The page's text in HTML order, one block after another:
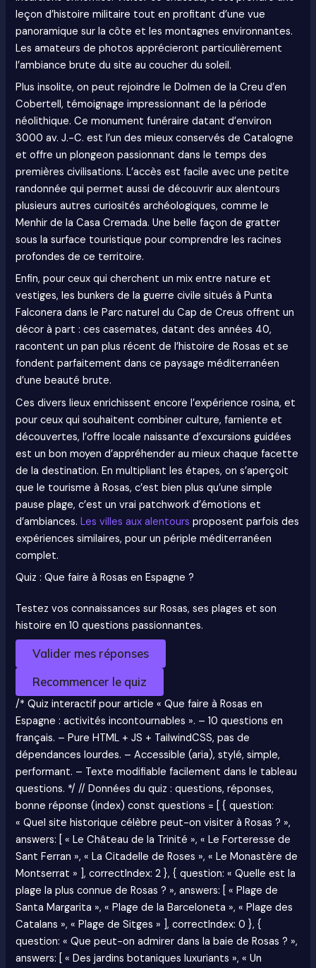
leçon d’histoire militaire tout en profitant d’une vue
panoramique sur la côte et les montagnes environnantes.
Les amateurs de photos apprécieront particulièrement
l’ambiance brute du site au coucher du soleil.
Plus insolite, on peut rejoindre le Dolmen de la Creu d’en
Cobertell, témoignage impressionnant de la période
néolithique. Ce monument funéraire datant d’environ
3000 av. J.-C. est l’un des mieux conservés de Catalogne
et offre un plongeon passionnant dans le temps des
premières civilisations. L’accès est facile avec une petite
randonnée qui permet aussi de découvrir aux alentours
plusieurs autres curiosités archéologiques, comme le
Menhir de la Casa Cremada. Une belle façon de gratter
sous la surface touristique pour comprendre les racines
profondes de ce territoire.
Enfin, pour ceux qui cherchent un mix entre nature et
vestiges, les bunkers de la guerre civile situés à Punta
Falconera dans le Parc naturel du Cap de Creus offrent un
décor à part : ces casemates, datant des années 40,
racontent un pan plus récent de l’histoire de Rosas et se
fondent parfaitement dans ce paysage méditerranéen
d’une beauté brute.
Ces divers lieux enrichissent encore l’expérience rosina, et
pour ceux qui souhaitent combiner culture, farniente et
découvertes, l’offre locale naissante d’excursions guidées
est un bon moyen d’appréhender au mieux chaque facette
de la destination. En multipliant les étapes, on s’aperçoit
que le tourisme à Rosas, c’est bien plus qu’une simple
pause plage, c’est un vrai patchwork d’émotions et
d’ambiances. Les villes aux alentours proposent parfois des
expériences similaires, pour un périple méditerranéen
complet.
Quiz : Que faire à Rosas en Espagne ?
Testez vos connaissances sur Rosas, ses plages et son
histoire en 10 questions passionnantes.
Valider mes réponses
Recommencer le quiz
/* Quiz interactif pour article « Que faire à Rosas en
Espagne : activités incontournables ». – 10 questions en
français. – Pure HTML + JS + TailwindCSS, pas de
dépendances lourdes. – Accessible (aria), stylé, simple,
performant. – Texte modifiable facilement dans le tableau
questions. */ // Données du quiz : questions, réponses,
bonne réponse (index) const questions = [ { question:
« Quel site historique célèbre peut-on visiter à Rosas ? »,
answers: [ « Le Château de la Trinité », « Le Forteresse de
Sant Ferran », « La Citadelle de Roses », « Le Monastère de
Montserrat » ], correctIndex: 2 }, { question: « Quelle est la
plage la plus connue de Rosas ? », answers: [ « Plage de
Santa Margarita », « Plage de la Barceloneta », « Plage des
Catalans », « Plage de Sitges » ], correctIndex: 0 }, {
question: « Que peut-on admirer dans la baie de Rosas ? »,
answers: [ « Des jardins botaniques luxuriants », « Un